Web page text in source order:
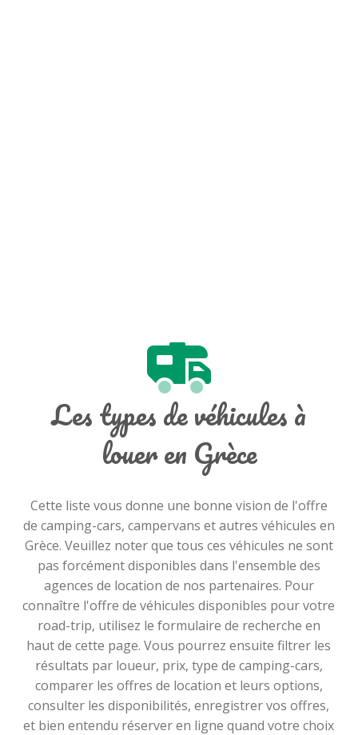
Les types de véhicules à
louer en Grèce
Cette liste vous donne une bonne vision de l'offre
de camping-cars, campervans et autres véhicules en
Grèce. Veuillez noter que tous ces véhicules ne sont
pas forcément disponibles dans l'ensemble des
agences de location de nos partenaires. Pour
connaître l'offre de véhicules disponibles pour votre
road-trip, utilisez le formulaire de recherche en
haut de cette page. Vous pourrez ensuite filtrer les
résultats par loueur, prix, type de camping-cars,
comparer les offres de location et leurs options,
consulter les disponibilités, enregistrer vos offres,
et bien entendu réserver en ligne quand votre choix